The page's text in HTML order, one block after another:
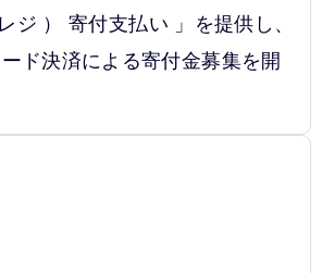
ジ ） 寄付支払い 」を提供し、
ド決済による寄付金募集を開